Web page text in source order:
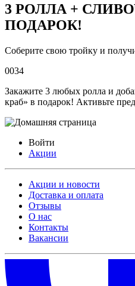
3 РОЛЛА +
ПОДАРОК!
Соберите свою тройку и
0034
Закажите 3 любых ролла и
краб» в подарок! Активьте
Войти
Акции
Акции и новости
Доставка и оплата
Отзывы
О нас
Контакты
Вакансии